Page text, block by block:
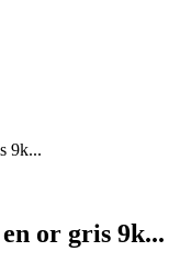
9k...
or gris 9k...